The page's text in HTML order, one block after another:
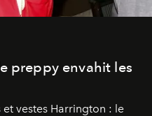
preppy envahit les
et vestes Harrington : le